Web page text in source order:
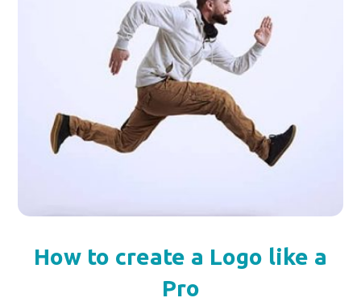
How to create a Logo like a
Pro